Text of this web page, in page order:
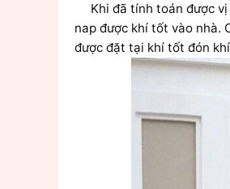
Khi đã tính toán được vị
nap được khí tốt vào nhà.
được đặt tại khí tốt đón